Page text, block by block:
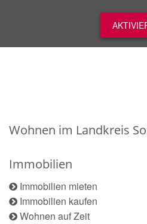
Wohnen im Landkreis
Immobilien
Immobilien mieten
Immobilien kaufen
Wohnen auf Zeit